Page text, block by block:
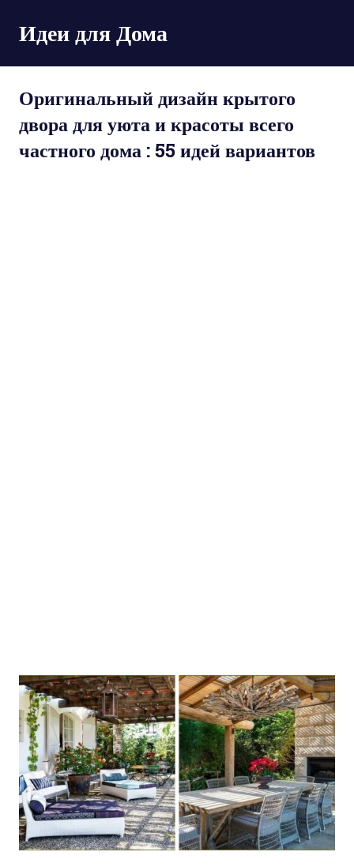
перейти
к
содержимому
Идеи для Дома
Оригинальный дизайн крытого
двора для уюта и красоты всего
частного дома : 55 идей вариантов